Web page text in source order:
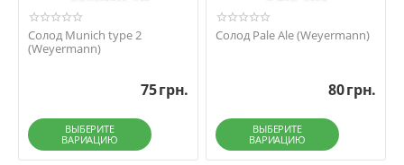
Солод Munich type 2
(Weyermann)
75грн.
ВЫБЕРИТЕ
ВАРИАЦИЮ
Солод Pale Ale (Weyermann)
80грн.
ВЫБЕРИТЕ
ВАРИАЦИЮ